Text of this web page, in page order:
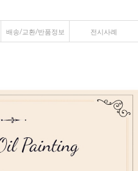
배송/교환/반품정보 전시사례